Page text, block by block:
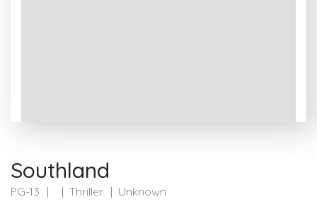
Southland
PG-13 Thriller Unknown